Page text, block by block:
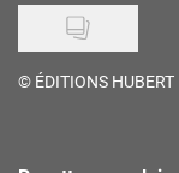
© ÉDITIONS